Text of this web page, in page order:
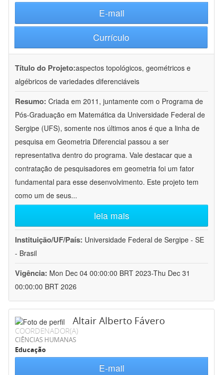
E-mail
Currículo
Título do Projeto:aspectos topológicos, geométricos e
algébricos de variedades diferenciáveis
Resumo: Criada em 2011, juntamente com o Programa de
Pós-Graduação em Matemática da Universidade Federal de
Sergipe (UFS), somente nos últimos anos é que a linha de
pesquisa em Geometria Diferencial passou a ser
representativa dentro do programa. Vale destacar que a
contratação de pesquisadores em geometria foi um fator
fundamental para esse desenvolvimento. Este projeto tem
como um de seus...
leia mais
Instituição/UF/País: Universidade Federal de Sergipe - SE
- Brasil
Vigência: Mon Dec 04 00:00:00 BRT 2023-Thu Dec 31
00:00:00 BRT 2026
Altair Alberto Fávero
COORDENADOR(A)
CIÊNCIAS HUMANAS
Educação
E-mail